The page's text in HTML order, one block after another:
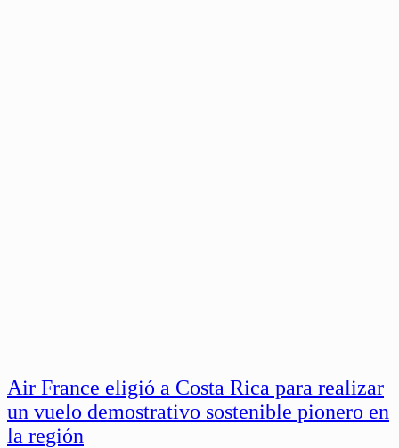
Air France eligió a Costa Rica para realizar
un vuelo demostrativo sostenible pionero en
la región